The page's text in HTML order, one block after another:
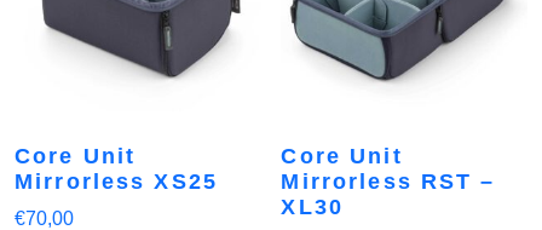
Core Unit
Mirrorless XS25
€70,00
Core Unit
Mirrorless RST –
XL30